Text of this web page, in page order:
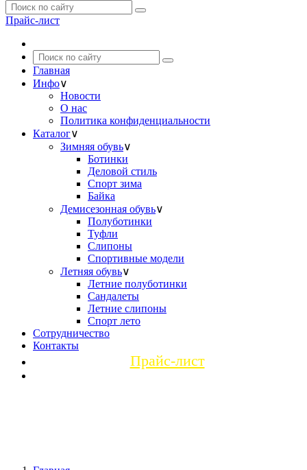
Прайс-лист
Главная
Инфо∨
Новости
О нас
Политика конфиденциальности
Каталог∨
Зимняя обувь∨
Ботинки
Деловой стиль
Спорт зима
Байка
Демисезонная обувь∨
Полуботинки
Туфли
Слипоны
Спортивные модели
Летняя обувь∨
Летние полуботинки
Сандалеты
Летние слипоны
Спорт лето
Сотрудничество
Контакты
Прайс-лист